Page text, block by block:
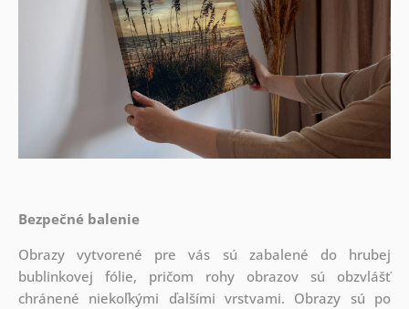
Bezpečné balenie
Obrazy vytvorené pre vás sú zabalené do hrubej
bublinkovej fólie, pričom rohy obrazov sú obzvlášť
chránené niekoľkými ďalšími vrstvami. Obrazy sú po